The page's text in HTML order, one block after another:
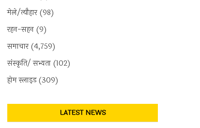
मेले/त्यौहार(98)
रहन-सहन (9)
समाचार(4,759)
संस्कृति/ सभ्यता (102)
होम स्लाइड(309)
LATEST NEWS